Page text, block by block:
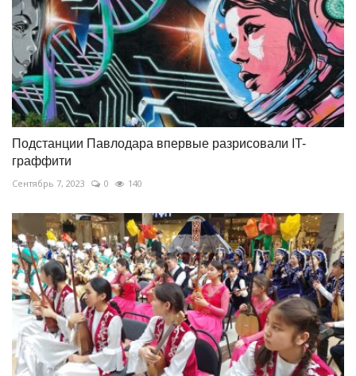
Подстанции Павлодара впервые разрисовали IT-
граффити
Сентябрь 7, 2023 0 140